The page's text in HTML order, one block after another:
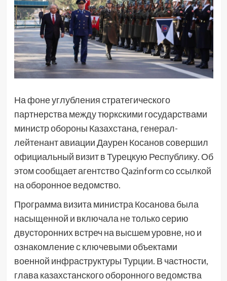
На фоне углубления стратегического
партнерства между тюркскими государствами
министр обороны Казахстана, генерал-
лейтенант авиации Даурен Косанов совершил
официальный визит в Турецкую Республику. Об
этом сообщает агентство Qazinform со ссылкой
на оборонное ведомство.
Программа визита министра Косанова была
насыщенной и включала не только серию
двусторонних встреч на высшем уровне, но и
ознакомление с ключевыми объектами
военной инфраструктуры Турции. В частности,
глава казахстанского оборонного ведомства